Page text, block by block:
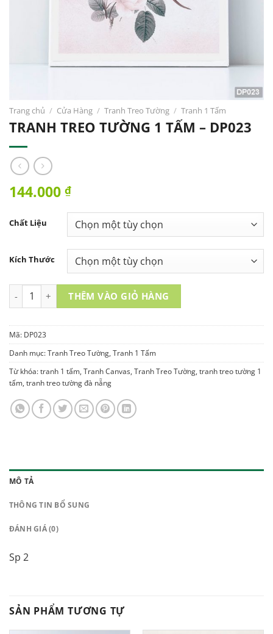
Trang chủ / Cửa Hàng / Tranh Treo Tường / Tranh 1 Tấm
TRANH TREO TƯỜNG 1 TẤM – DP023
144.000 ₫
Chất Liệu
Kích Thước
TRANH TREO TƯỜNG 1 TẤM - DP023 số lượng
THÊM VÀO GIỎ HÀNG
Mã: DP023
Danh mục:Tranh Treo Tường, Tranh 1 Tấm
Từ khóa:tranh 1 tấm, Tranh Canvas, Tranh Treo Tường, tranh treo tường 1
tấm, tranh treo tường đà nẵng
MÔ TẢ
THÔNG TIN BỔ SUNG
ĐÁNH GIÁ (0)
Sp 2
SẢN PHẨM TƯƠNG TỰ